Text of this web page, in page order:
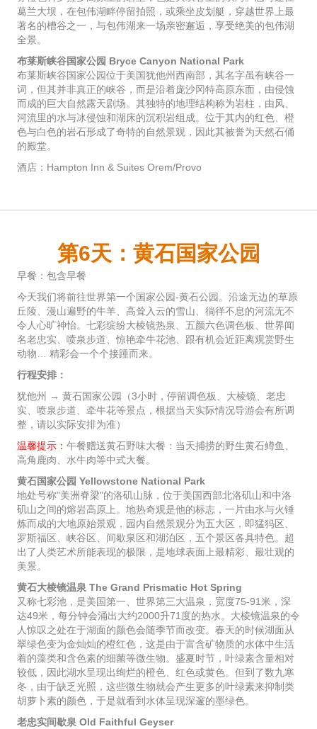
葛兰大坝，在包伟湖畔停留拍照，或乘坐皮划艇，穿越世界上最
著名的槽谷之一，与包伟湖来一场亲密邂逅，享受绝美的包伟湖
全景。
布莱斯峡谷国家公园 Bryce Canyon National Park
布莱斯峡谷国家公园位于美国犹他州西南部，其名字虽有峡谷一
词，但其并非真正的峡谷，而是沿着庞沙冈特高原东面，由侵蚀
而成的巨大自然露天剧场。其独特的地理结构称为岩柱，由风、
河流里的水与冰侵蚀和湖床的沉积岩组成。位于其内的红色、橙
色与白色的岩石形成了奇特的自然景观，因此其被誉为天然石俑
的殿堂。
酒店：Hampton Inn & Suites Orem/Provo
第6天：黄石国家公园
早餐：包含早餐
今天我们将前往世界第一个国家公园-黄石公园。沿途无边的草原
丘陵、漫山遍野的牛羊、高耸入云的雪山、徜徉不息的河流无不
令人心旷神怡。七彩缤纷大棱镜热泉、五颜六色调色板、世界闻
名老忠实、喷泉步道、惊艳牵牛花池、跟有机会近距离观赏野生
动物… 精彩会一个个接踵而来。
行程安排：
犹他州 → 黄石国家公园（3小时，停留调色板、大棱镜、老忠
实、喷泉步道、牵牛花等景点，根据当天实际情况导游会有所调
整，请以实际安排为准）
温馨提示： 午餐赠送黄石野味大餐：当天捕捞的野生黄石鳟鱼、
高角鹿肉、水牛肉等中式大餐。
黄石国家公园 Yellowstone National Park
地处号称"美洲脊梁"的洛矶山脉，位于美国西部北洛矶山和中洛
矶山之间的熔岩高原上。地热奇观是他的标志，一片由水与火锤
炼而成的大地原始景观，园内自然景观分为五大区，即猛犸区、
罗斯福区、峡谷区、间歇泉区和湖泊区，五个景区各具特色。超
出了人类艺术所能表现的极限，是地球表面上最精彩、最壮观的
美景。
黄石大棱镜温泉 The Grand Prismatic Hot Spring
又称七彩池，是美国第一、世界第三大温泉，宽度75-91米，深
达49米，每分钟会涌出大约2000升71度的热水。大棱镜温泉的令
人惊叹之处在于湖面的颜色会随季节而改变。春天的时候湖面从
翠绿色变为金灿灿的橙红色，这是由于富含矿物质的水体中生活
着的藻类和含色素的细菌等微生物。盛夏时节，叶绿素含量相对
较低，因此湖水呈现出绚烂的橙色、红色或黄色。但到了数九寒
冬，由于缺乏光照，这些微生物就会产生更多的叶绿素来抑制类
胡萝卜素的颜色，于是就看到水体呈现深邃的墨绿色。
老忠实间歇泉 Old Faithful Geyser